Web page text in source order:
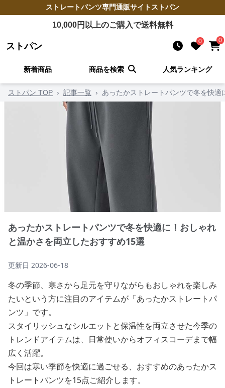
ストレートパンツ専門通販サイト ストパン
10,000円以上のご購入で送料無料
ストパン 0 0
新着商品 商品を検索 人気ランキング
ストパン TOP › 記事一覧 › あったかストレートパンツで冬を快
あったかストレートパンツで冬を快適に！おしゃれ
と温かさを両立したおすすめ15選
更新日 2026-06-18
冬の季節、寒さから足元を守りながらもおしゃれを楽しみ
たいという方に注目のアイテムが「あったかストレートパ
ンツ」です。
スタイリッシュなシルエットと保温性を両立させた今季の
トレンドアイテムは、日常使いからオフィスコーデまで幅
広く活躍。
今回は寒い季節を快適に過ごせる、おすすめのあったかス
トレートパンツを15点ご紹介します。